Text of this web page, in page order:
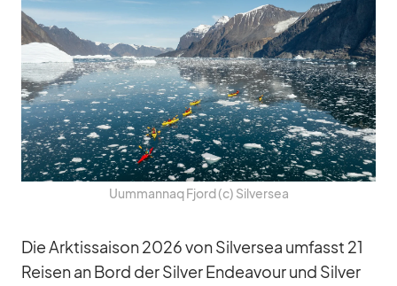
Uum­man­naq Fjord (c) Sil­ver­sea
Die Ark­tis­sai­son 2026 von Sil­ver­sea um­fasst 21
Rei­sen an Bord der Sil­ver En­dea­vour und Sil­ver